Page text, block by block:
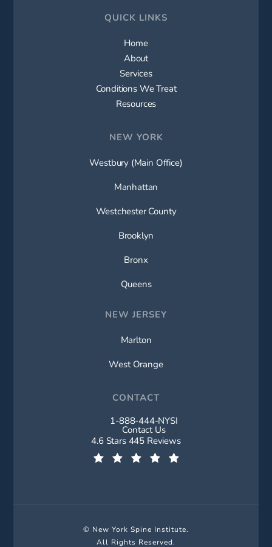
QUICK LINKS
Home
About
Services
Conditions We Treat
Resources
NEW YORK
Westbury (Main Office)
Manhattan
Westchester County
Brooklyn
Bronx
Queens
NEW JERSEY
Marlton
West Orange
CONTACT
Call New York Spine Institute on
1-888-444-NYSI
Contact Us
New York Spine Institute reviews:
4.6 Stars 445 Reviews
© New York Spine Institute.
All Rights Reserved.